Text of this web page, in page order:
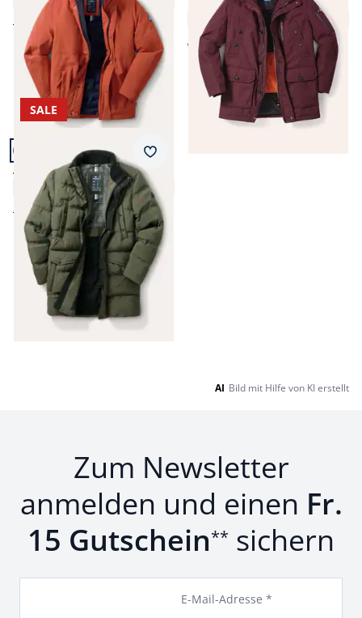
Fr. 459,00
Fr. 129,99 (-72%)
4,7 (25)
ab Fr. 459,00
Fr. 129,99 (-72%)
Artikel 11 von 11.
SALE
Aquastop Steppjacke 2.0
4,7 (20)
Fr. 539,00
Fr. 129,99 (-76%)
Merkzettel
Seite 1 geladen. Zeige Produkte 1 bis 11 von 11.
AI Bild mit Hilfe von KI erstellt
Zum Newsletter
anmelden und einen Fr.
15 Gutschein** sichern
E-Mail-Adresse *